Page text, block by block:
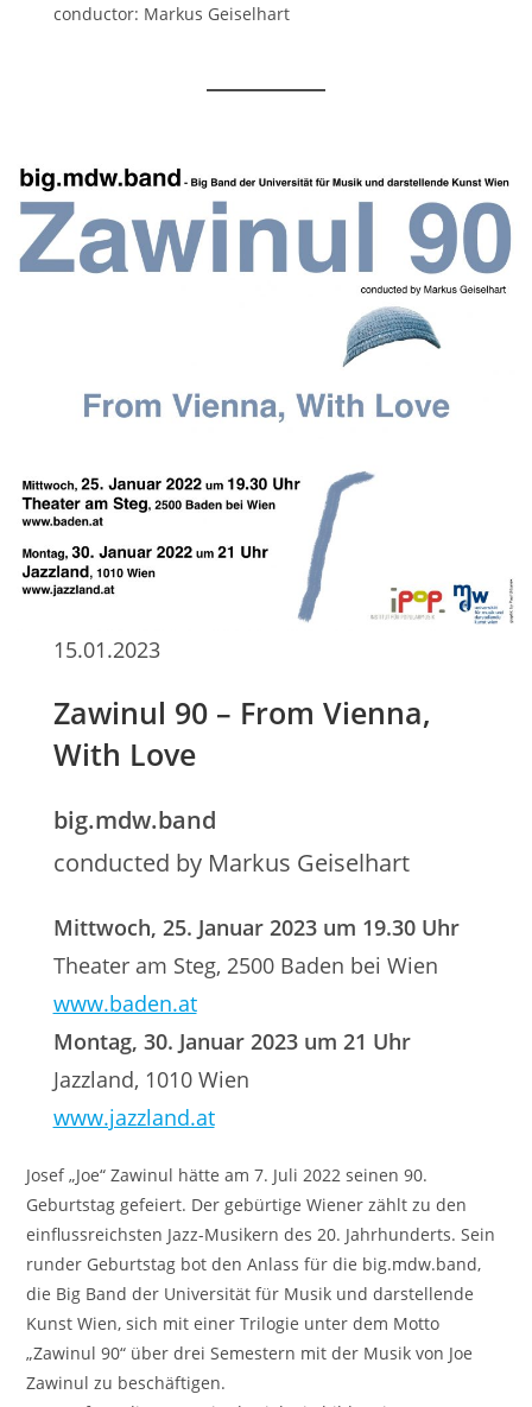
conductor: Markus Geiselhart
15.01.2023
Zawinul 90 – From Vienna,
With Love
big.mdw.band
conducted by Markus Geiselhart
Mittwoch, 25. Januar 2023 um 19.30 Uhr
Theater am Steg, 2500 Baden bei Wien
www.baden.at
Montag, 30. Januar 2023 um 21 Uhr
Jazzland, 1010 Wien
www.jazzland.at
Josef „Joe“ Zawinul hätte am 7. Juli 2022 seinen 90.
Geburtstag gefeiert. Der gebürtige Wiener zählt zu den
einflussreichsten Jazz-Musikern des 20. Jahrhunderts. Sein
runder Geburtstag bot den Anlass für die big.mdw.band,
die Big Band der Universität für Musik und darstellende
Kunst Wien, sich mit einer Trilogie unter dem Motto
„Zawinul 90“ über drei Semestern mit der Musik von Joe
Zawinul zu beschäftigen.